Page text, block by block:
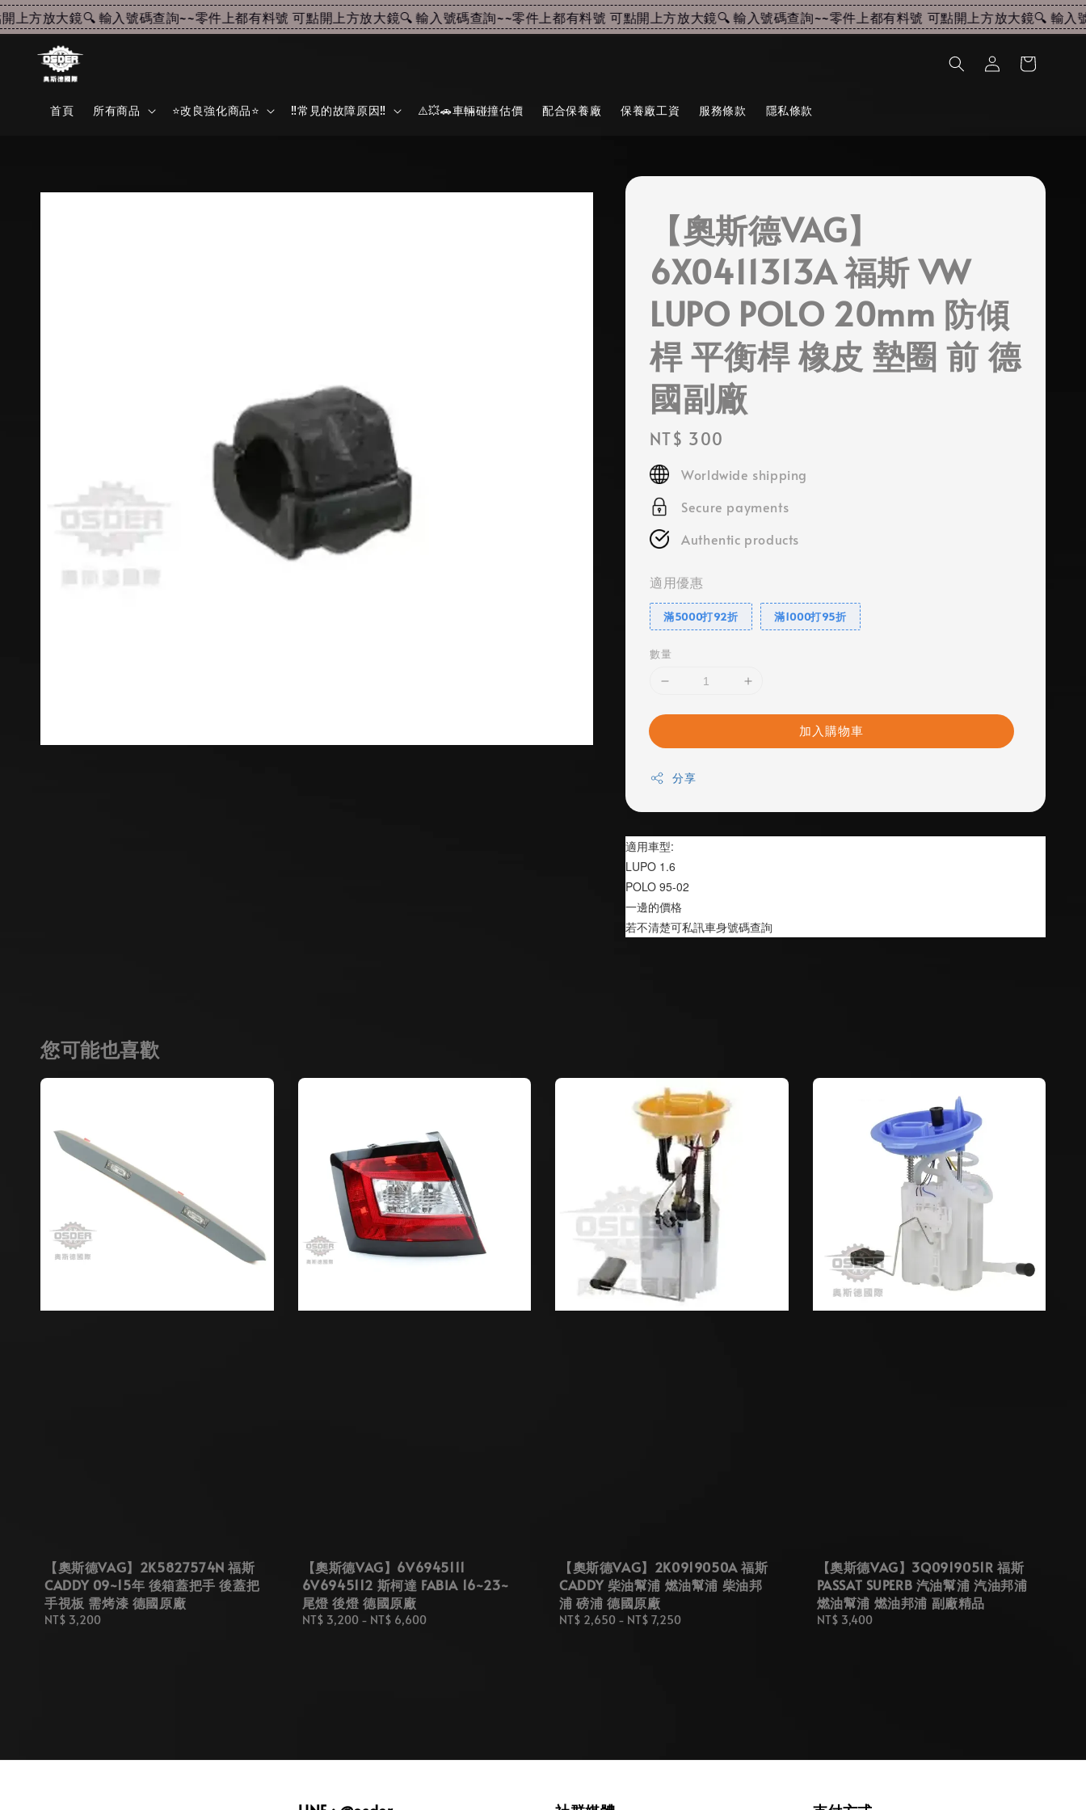
方放大鏡🔍 輸入號碼查詢~~零件上都有料號 可點開上方放大鏡🔍 輸入號碼查詢~~零件上都有料號 可點開上方放大鏡🔍 輸入號碼查詢~~零件上都有料號 可點開上方放大鏡🔍 輸入號
首頁 所有商品 ⭐改良強化商品⭐ ‼️常見的故障原因‼️ ⚠️💥🚗車輛碰撞估價 配合保養廠 保養廠工資 服務條款 隱私條款
【奧斯德VAG】
6X0411313A 福斯 VW
LUPO POLO 20mm 防傾
桿 平衡桿 橡皮 墊圈 前 德
國副廠
Regular
price
NT$ 300
Worldwide shipping
Secure payments
Authentic products
適用優惠
滿5000打92折 滿1000打95折
數量
加入購物車
分享
適用車型:
LUPO 1.6
POLO 95-02
一邊的價格
若不清楚可私訊車身號碼查詢
您可能也喜歡
【奧斯德VAG】2K5827574N 福斯
CADDY 09~15年 後箱蓋把手 後蓋把
手視板 需烤漆 德國原廠
Regular
NT$ 3,200
【奧斯德VAG】6V6945111
6V6945112 斯柯達 FABIA 16~23~
尾燈 後燈 德國原廠
Regular
NT$ 3,200- NT$ 6,600
【奧斯德VAG】2K0919050A 福斯
CADDY 柴油幫浦 燃油幫浦 柴油邦
浦 磅浦 德國原廠
Regular
NT$ 2,650 - NT$ 7,250
【奧斯德VAG】3Q0919051R 福斯
PASSAT SUPERB 汽油幫浦 汽油邦浦
燃油幫浦 燃油邦浦 副廠精品
Regular
NT$ 3,400